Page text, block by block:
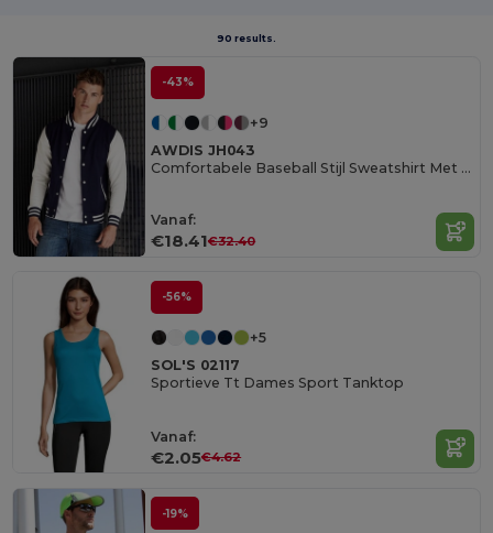
90 results.
-43%
+9
AWDIS JH043
Comfortabele Baseball Stijl Sweatshirt Met Contrasterende Mouwen
Vanaf:
€18.41€32.40
-56%
+5
SOL'S 02117
Sportieve Tt Dames Sport Tanktop
Vanaf:
€2.05€4.62
-19%